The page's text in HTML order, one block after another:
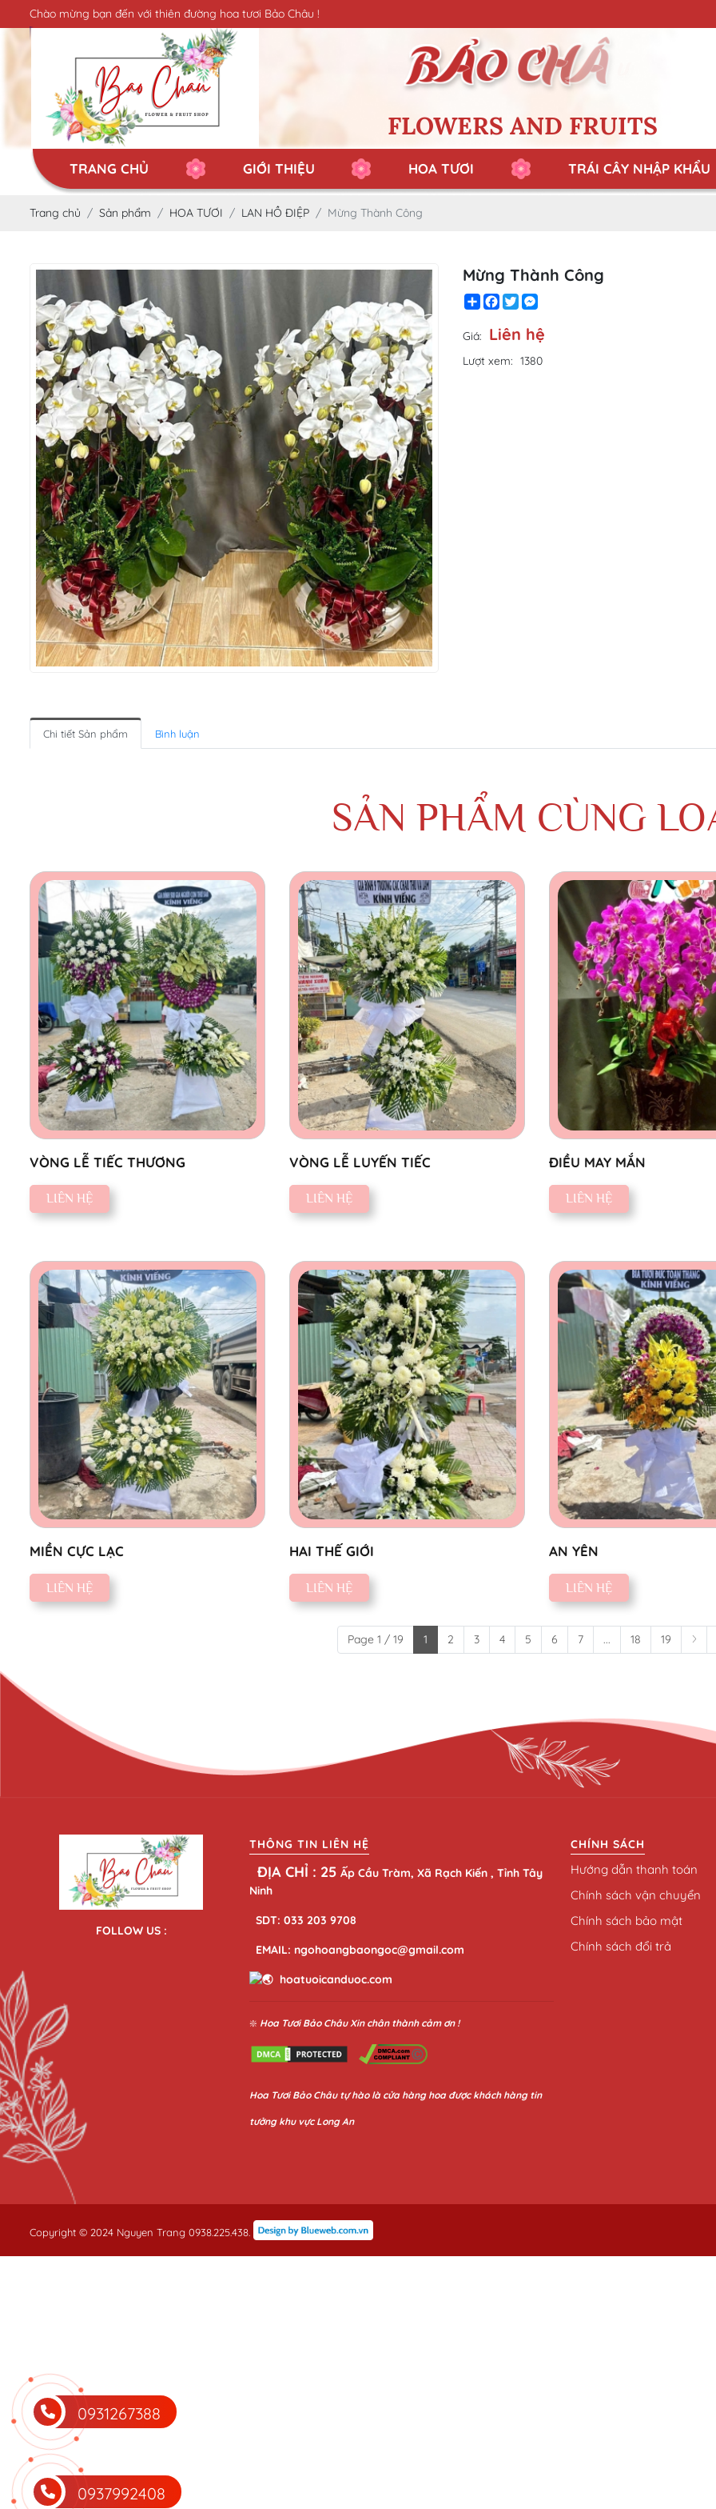
Chào mừng bạn đến với thiên đường hoa tươi Bảo Châu !
FLOWERS AND FRUITS
TRANG CHỦ GIỚI THIỆU HOA TƯƠI TRÁI CÂY NHẬP KHẨU
Trang chủ Sản phẩm HOA TƯƠI LAN HỒ ĐIỆP Mừng Thành Công
Mừng Thành Công
ShareFacebook
TwitterMessenger
Giá: Liên hệ
Lượt xem: 1380
Chi tiết Sản phẩm Bình luận
SẢN PHẨM CÙNG
VÒNG LỄ TIẾC THƯƠNG
LIÊN HỆ
VÒNG LỄ LUYẾN TIẾC
LIÊN HỆ
ĐIỀU MAY MẮN
LIÊN HỆ
MIỀN CỰC LẠC
LIÊN HỆ
HAI THẾ GIỚI
LIÊN HỆ
AN YÊN
LIÊN HỆ
Page 1 / 19 1 2 3 4 5 6 7 ... 18 19
FOLLOW US :
THÔNG TIN LIÊN HỆ
ĐỊA CHỈ : 25Ấp Cầu Tràm, Xã Rạch Kiến , Tỉnh Tây
Ninh
SDT: 033 203 9708
EMAIL: ngohoangbaongoc@gmail.com
hoatuoicanduoc.com
❇️ Hoa Tươi Bảo Châu Xin chân thành cảm ơn !
Hoa Tươi Bảo Châutự hào là cửa hàng hoa được khách hàng tin
tưởng khu vực Long An
CHÍNH SÁCH
Hướng dẫn thanh toán
Chính sách vận chuyển
Chính sách bảo mật
Chính sách đổi trả
Copyright © 2024 Nguyen Trang 0938.225.438.
0931267388
0937992408